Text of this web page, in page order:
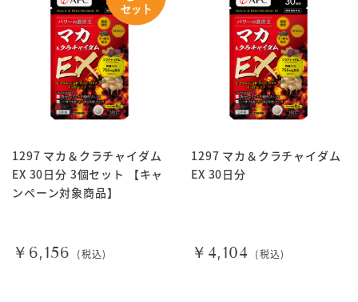
1297 マカ＆クラチャイダム
EX 30日分 3個セット 【キャ
ンペーン対象商品】
￥6,156 (税込)
1297 マカ＆クラチャイダム
EX 30日分
￥4,104 (税込)